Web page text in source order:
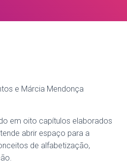
e Márcia Mendonça
em oito capítulos elaborados
abrir espaço para a
de alfabetização,